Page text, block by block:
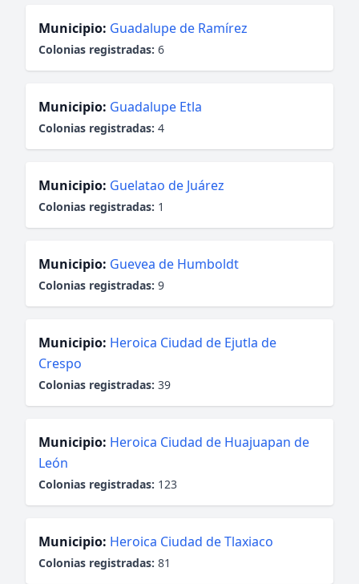
Municipio: Guadalupe de Ramírez
Colonias registradas: 6
Municipio: Guadalupe Etla
Colonias registradas: 4
Municipio: Guelatao de Juárez
Colonias registradas: 1
Municipio: Guevea de Humboldt
Colonias registradas: 9
Municipio: Heroica Ciudad de Ejutla de
Crespo
Colonias registradas: 39
Municipio: Heroica Ciudad de Huajuapan de
León
Colonias registradas: 123
Municipio: Heroica Ciudad de Tlaxiaco
Colonias registradas: 81